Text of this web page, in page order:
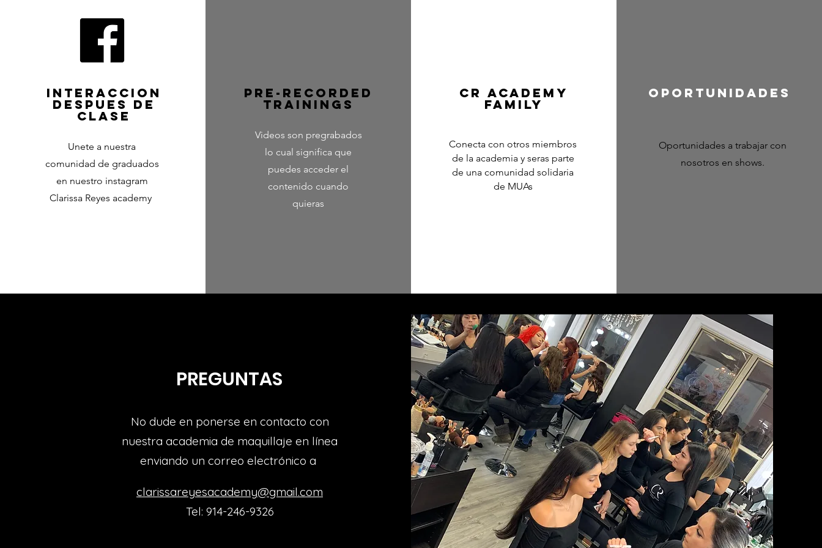
iNTERACCION
DESPUES DE
CLASE
Unete a nuestra
comunidad de graduados
en nuestro instagram
Clarissa Reyes academy
PRE-RECORDED
TRAININGS
Videos son pregrabados
lo cual significa que
puedes acceder el
contenido cuando
quieras
cr academy
family
Conecta con otros miembros
de la academia y seras parte
de una comunidad solidaria
de MUAs
Oportunidades
Oportunidades a trabajar con
nosotros en shows.
PREGUNTAS
No dude en ponerse en contacto con
nuestra academia de maquillaje en línea
enviando un correo electrónico a
clarissareyesacademy@gmail.com
Tel: 914-246-9326